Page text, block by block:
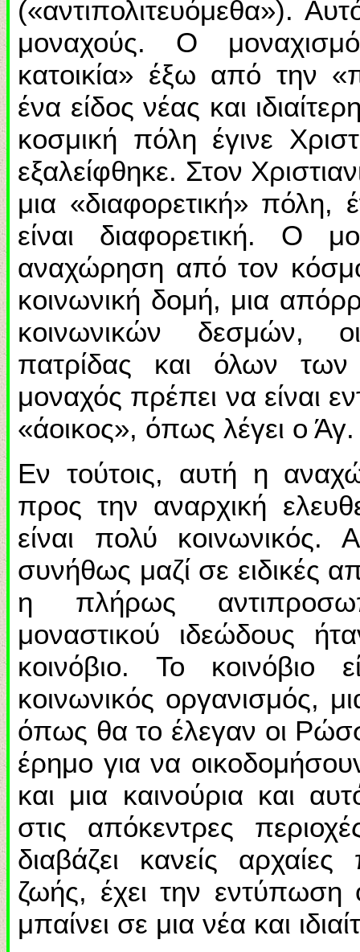
(«αντιπολιτευόμεθα»).
μοναχούς. Ο
κατοικία» έξω από την
ένα είδος νέας και
κοσμική πόλη έγινε
εξαλείφθηκε. Στον
μια «διαφορετική» πόλη,
είναι διαφορετική. Ο
αναχώρηση από τον
κοινωνική δομή, μια
κοινωνικών δεσμών,
πατρίδας και όλων
μοναχός πρέπει να είναι
«άοικος», όπως λέγει ο
Εν τούτοις, αυτή η
προς την αναρχική
είναι πολύ κοινωνικός.
συνήθως μαζί σε ειδικές
η πλήρως
μοναστικού ιδεώδους
κοινόβιο. Το κοινόβιο
κοινωνικός οργανισμός,
όπως θα το έλεγαν οι
έρημο για να
και μια καινούρια και
στις απόκεντρες
διαβάζει κανείς
ζωής, έχει την εντύπωση
μπαίνει σε μια νέα και